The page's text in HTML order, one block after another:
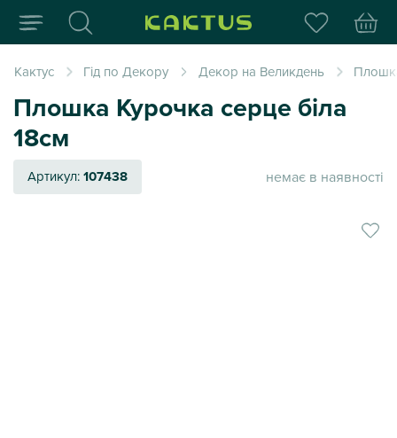
Інтернет-магазин
Кактус Гід по Декору Декор на Великдень
Плошка Курочка серце біла
18см
Артикул:107438 немає в наявності